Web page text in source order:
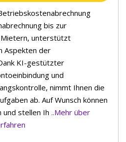
bis zur
Mietern, unterstützt
Aspekten der
KI-gestützter
und
nimmt Ihnen die
ab. Auf Wunsch können
und stellen Ih ..Mehr über